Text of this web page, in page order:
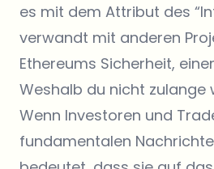
es mit dem Attribut des
verwandt mit anderen
Ethereums Sicherheit,
Weshalb du nicht zulange
Wenn Investoren und
fundamentalen